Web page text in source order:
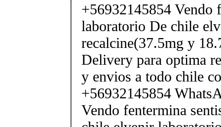
+56932145854 Vendo
laboratorio De chile
recalcine(37.5mg y
Delivery para optima
y envios a todo chile
+56932145854
Vendo fentermina